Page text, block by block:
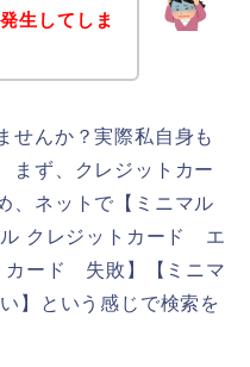
生してしま
せんか？実際私自身も
まず、クレジットカー
、ネットで【ミニマル
クレジットカード エ
カード 失敗】【ミニマ
】という感じで検索を